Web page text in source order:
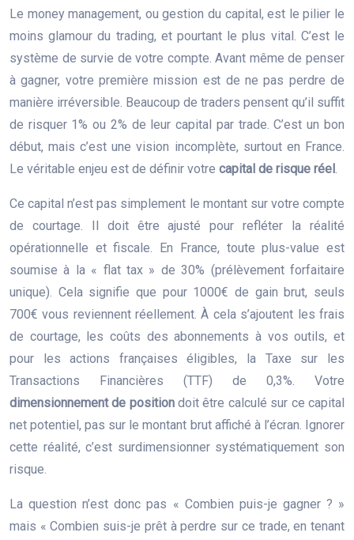
Le money management, ou gestion du capital, est le pilier le
moins glamour du trading, et pourtant le plus vital. C’est le
système de survie de votre compte. Avant même de penser
à gagner, votre première mission est de ne pas perdre de
manière irréversible. Beaucoup de traders pensent qu’il suffit
de risquer 1% ou 2% de leur capital par trade. C’est un bon
début, mais c’est une vision incomplète, surtout en France.
Le véritable enjeu est de définir votre capital de risque réel .
Ce capital n’est pas simplement le montant sur votre compte
de courtage. Il doit être ajusté pour refléter la réalité
opérationnelle et fiscale. En France, toute plus-value est
soumise à la « flat tax » de 30% (prélèvement forfaitaire
unique). Cela signifie que pour 1000€ de gain brut, seuls
700€ vous reviennent réellement. À cela s’ajoutent les frais
de courtage, les coûts des abonnements à vos outils, et
pour les actions françaises éligibles, la Taxe sur les
Transactions Financières (TTF) de 0,3%. Votre
dimensionnement de positiondoit être calculé sur ce capital
net potentiel, pas sur le montant brut affiché à l’écran. Ignorer
cette réalité, c’est surdimensionner systématiquement son
risque.
La question n’est donc pas « Combien puis-je gagner ? »
mais « Combien suis-je prêt à perdre sur ce trade, en tenant